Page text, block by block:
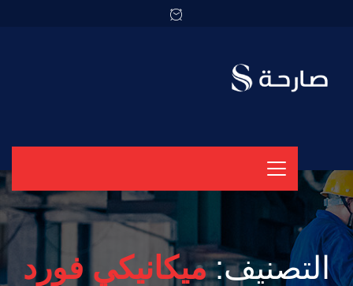
التصنيف:ميكانيكي فورد